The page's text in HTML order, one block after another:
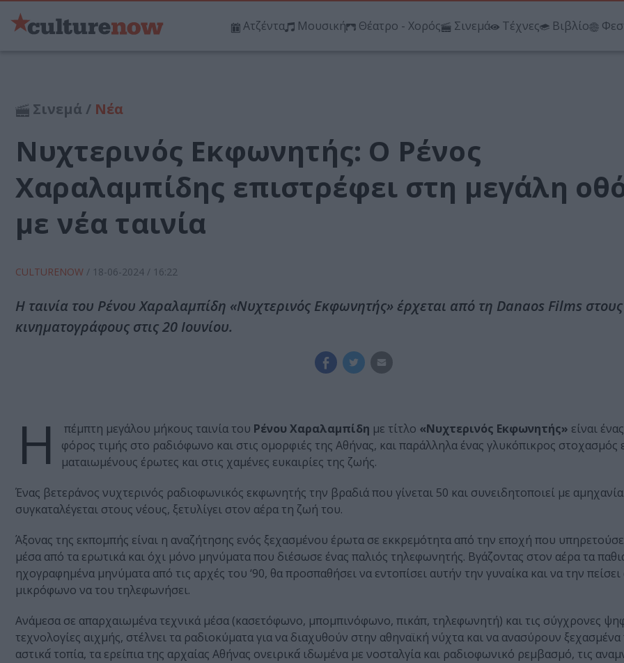
Ατζέντα Μουσική Θέατρο - Χορός Σινεμά Τέχνες Βιβλίο
Σινεμά / Νέα
Νυχτερινός Εκφωνητής: Ο Ρένος
Χαραλαμπίδης επιστρέφει στη μεγάλη
με νέα ταινία
CULTURENOW / 18-06-2024 / 16:22
Η ταινία του Ρένου Χαραλαμπίδη «Νυχτερινός Εκφωνητής» έρχεται από τη Danaos Films στους
κινηματογράφους στις 20 Ιουνίου.
Η πέμπτη μεγάλου μήκους ταινία του Ρένου Χαραλαμπίδη με τίτλο «Νυχτερινός Εκφωνητής» είναι
φόρος τιμής στο ραδιόφωνο και στις ομορφιές της Αθήνας, και παράλληλα ένας γλυκόπικρος στοχασμός
ματαιωμένους έρωτες και στις χαμένες ευκαιρίες της ζωής.
Ένας βετεράνος νυχτερινός ραδιοφωνικός εκφωνητής την βραδιά που γίνεται 50 και συνειδητοποιεί με αμηχανία
συγκαταλέγεται στους νέους, ξετυλίγει στον αέρα τη ζωή του.
Άξονας της εκπομπής είναι η αναζήτησης ενός ξεχασμένου έρωτα σε εκκρεμότητα από την εποχή που
μέσα από τα ερωτικά και όχι μόνο μηνύματα που διέσωσε ένας παλιός τηλεφωνητής. Βγάζοντας στον αέρα τα
ηχογραφημένα μηνύματα από τις αρχές του ‘90, θα προσπαθήσει να εντοπίσει αυτήν την γυναίκα και να την
μικρόφωνο να του τηλεφωνήσει.
Ανάμεσα σε απαρχαιωμένα τεχνικά μέσα (κασετόφωνο, μπομπινόφωνο, πικάπ, τηλεφωνητή) και τις σύγχρονες
τεχνολογίες αιχμής, στέλνει τα ραδιοκύματα για να διαχυθούν στην αθηναϊκή νύχτα και να ανασύρουν
αστικά́ τοπία, τα ερείπια της αρχαίας Αθήνας ονειρικά́ ιδωμένα με νοσταλγία και ραδιοφωνικό ρεμβασμό, τις